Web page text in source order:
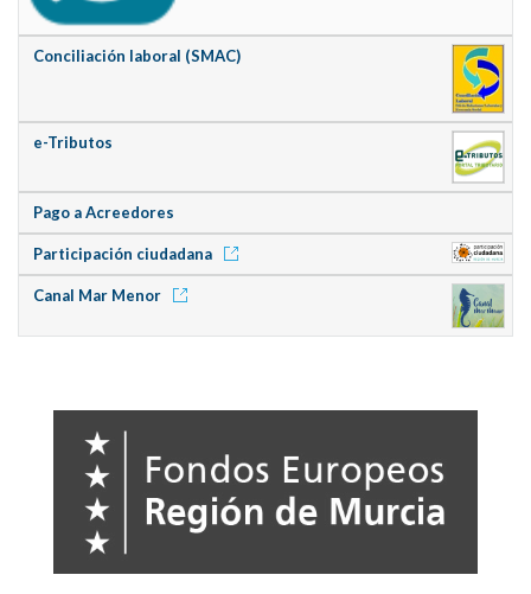
Conciliación laboral (SMAC)
e-Tributos
Pago a Acreedores
Participación ciudadana
Canal Mar Menor